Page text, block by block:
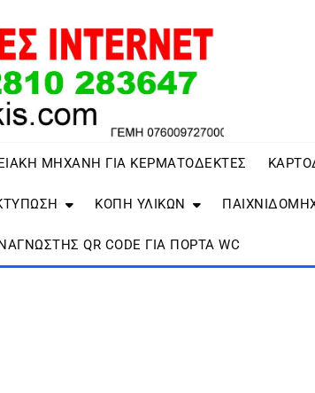
ΜΗΧΑΝΗ ΓΙΑ ΚΕΡΜΑΤΟΔΕΚΤΕΣ
ΚΟΠΗ ΥΛΙΚΩΝ
QR CODE ΓΙΑ ΠΌΡΤΑ WC